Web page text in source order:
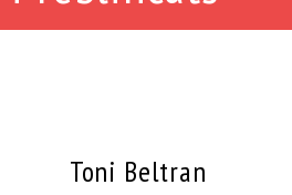
Toni Beltran